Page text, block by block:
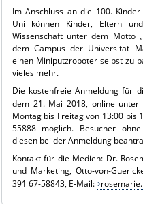
Im Anschluss an die 100. Kinder-
Uni können Kinder, Eltern
Wissenschaft unter dem Motto
dem Campus der Universität
einen Miniputzroboter selbst zu
vieles mehr.
Die kostenfreie Anmeldung für
dem 21. Mai 2018, online unter
Montag bis Freitag von 13:00 bis
55888 möglich. Besucher ohne
diesen bei der Anmeldung
Kontakt für die Medien: Dr.
und Marketing, Otto-von-
391 67-58843, E-Mail: